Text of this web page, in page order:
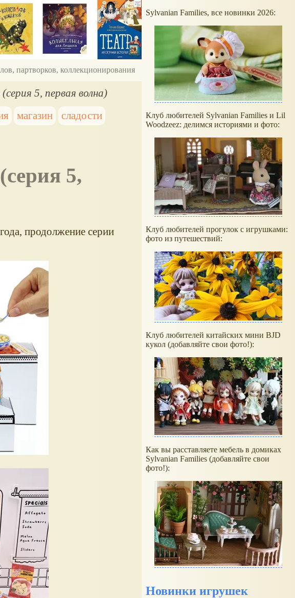
партворков, коллекционирования
5, первая волна)
магазин сладости
продолжение серии
Sylvanian Families, все новинки 2026:
Клуб любителей Sylvanian Families и Lil
Woodzeez: делимся историями и фото:
Клуб любителей прогулок с игрушками:
фото из путешествий:
Клуб любителей китайских мини BJD
кукол (добавляйте свои фото!):
Как вы расставляете мебель в домиках
Sylvanian Families (добавляйте свои
фото!):
Новинки игрушек